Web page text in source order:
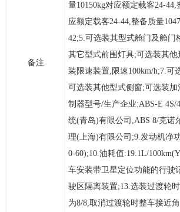
备注
量10150kg对应额定载客24-44,
应额定载客24-44,整备质量
42;5.可选装其型式舱门及舱门
其它型式前围灯具;可选装其
装限速装置,限速100km/h;7.可
可选装其他型式侧窗;可选装
制器型号/生产企业:ABS-E 4S/
统(青岛)有限公司,ABS 8/克诺
理(上海)有限公司;9.发动机净
0-60);10.油耗值:19.1L/
车安装带卫星定位功能的行驶
驶区隔离装置;13.选装过渡轮
为8/8,取消过渡轮时整车接近